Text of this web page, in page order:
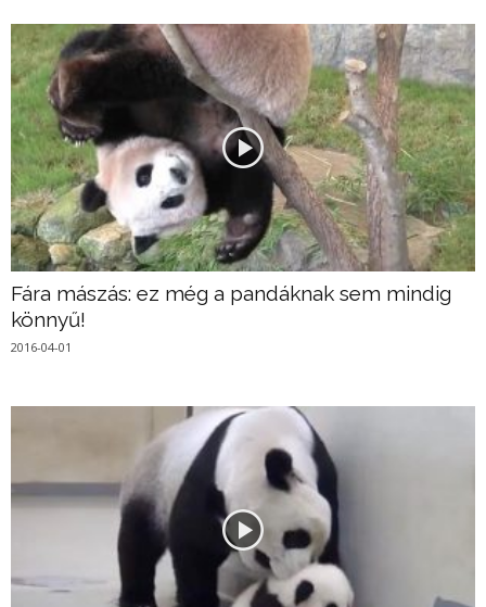
Fára mászás: ez még a pandáknak sem mindig
könnyű!
2016-04-01